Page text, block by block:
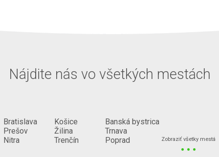
Nájdite nás vo všetkých mestách
Bratislava
Prešov
Nitra
Košice
Žilina
Trenčín
Banská bystrica
Trnava
Poprad
Zobraziť všetky mestá
...